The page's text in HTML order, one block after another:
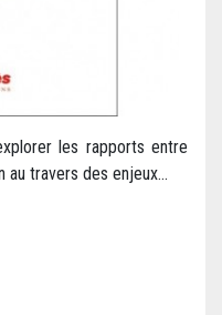
les rapports entre
au travers des enjeux...